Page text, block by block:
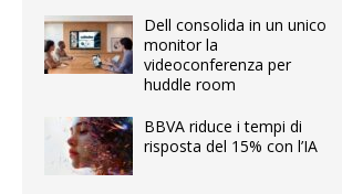
Dell consolida in un unico
monitor la
videoconferenza per
huddle room
BBVA riduce i tempi di
risposta del 15% con l’IA